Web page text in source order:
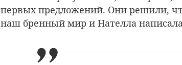
первых предложений. Они решили,
наш бренный мир и Нателла